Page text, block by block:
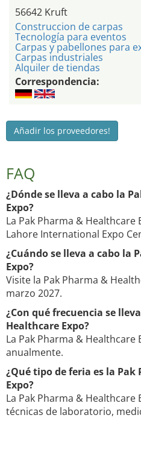
56642 Kruft
Construccion de carpas
Tecnología para eventos
Carpas y pabellones para
Carpas industriales
Alquiler de tiendas
Correspondencia:
Añadir los proveedores!
FAQ
¿Dónde se lleva a cabo la
Expo?
La Pak Pharma & Healthcare
Lahore International Expo
¿Cuándo se lleva a cabo la
Expo?
Visite la Pak Pharma &
marzo 2027.
¿Con qué frecuencia se
Healthcare Expo?
La Pak Pharma & Healthcare
anualmente.
¿Qué tipo de feria es la
Expo?
La Pak Pharma & Healthcare
técnicas de laboratorio,